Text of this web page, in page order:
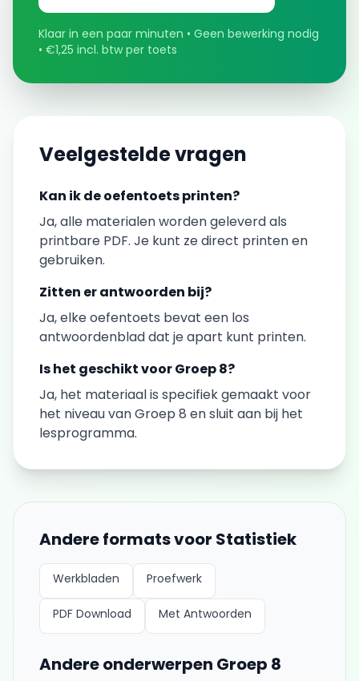
Klaar in een paar minuten • Geen bewerking nodig
• €1,25 incl. btw per toets
Veelgestelde vragen
Kan ik deoefentoetsprinten?
Ja, alle materialen worden geleverd als
printbare PDF. Je kunt ze direct printen en
gebruiken.
Zitten er antwoorden bij?
Ja, elkeoefentoets bevat een los
antwoordenblad dat je apart kunt printen.
Is het geschikt voorGroep 8?
Ja, het materiaal is specifiek gemaakt voor
het niveau vanGroep 8 en sluit aan bij het
lesprogramma.
Andere formats voor Statistiek
Werkbladen Proefwerk
PDF Download Met Antwoorden
Andere onderwerpen Groep 8